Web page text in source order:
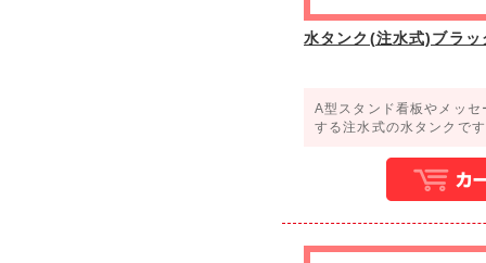
水タンク(注水式)ブラ
A型スタンド看板やメッ
する注水式の水タンクで